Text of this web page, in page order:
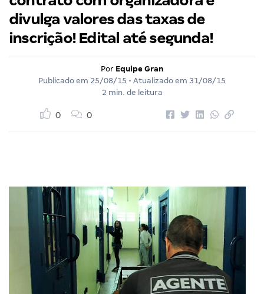
divulga valores das taxas de
inscrição! Edital até segunda!
Por Equipe Gran
Publicado em 25/08/15 • Atualizado em 31/08/15
2 min. de leitura
0 0